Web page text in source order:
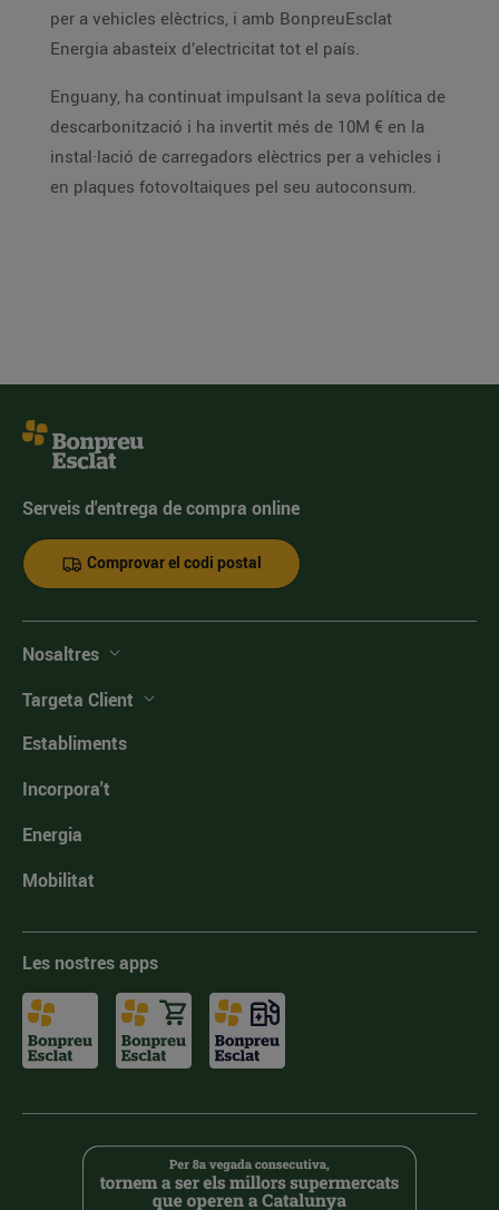
per a vehicles elèctrics, i amb BonpreuEsclat
Energia abasteix d’electricitat tot el país.
Enguany, ha continuat impulsant la seva política de
descarbonització i ha invertit més de 10M € en la
instal·lació de carregadors elèctrics per a vehicles i
en plaques fotovoltaiques pel seu autoconsum.
Serveis d'entrega de compra online
Comprovar el codi postal
Nosaltres
Targeta Client
Establiments
Incorpora't
Energia
Mobilitat
Les nostres apps